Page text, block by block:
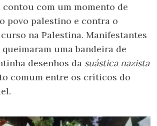
contou com um momento de
povo palestino e contra o
na Palestina. Manifestantes
uma bandeira de
desenhos da suástica nazista
comum entre os críticos do